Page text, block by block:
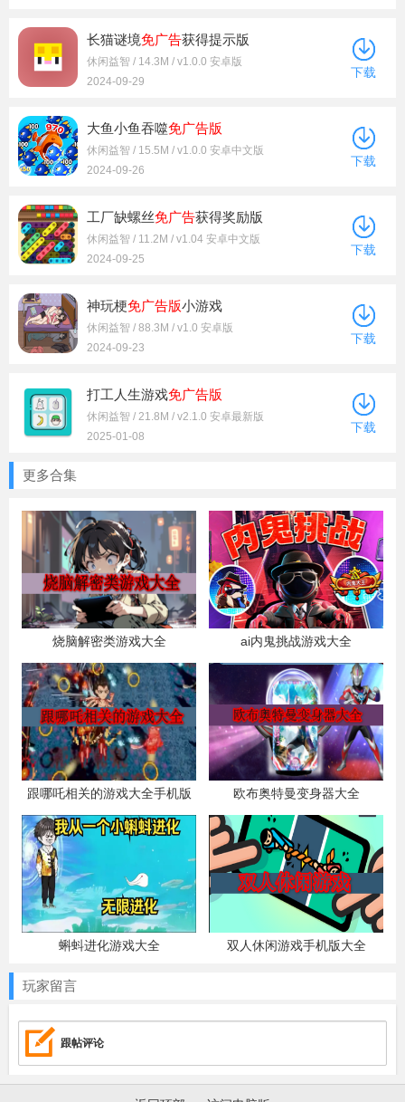
长猫谜境免广告获得提示版
休闲益智 / 14.3M / v1.0.0 安卓版
2024-09-29
下载
大鱼小鱼吞噬免广告版
休闲益智 / 15.5M / v1.0.0 安卓中文版
2024-09-26
下载
工厂缺螺丝免广告获得奖励版
休闲益智 / 11.2M / v1.04 安卓中文版
2024-09-25
下载
神玩梗免广告版小游戏
休闲益智 / 88.3M / v1.0 安卓版
2024-09-23
下载
打工人生游戏免广告版
休闲益智 / 21.8M / v2.1.0 安卓最新版
2025-01-08
下载
更多合集
烧脑解密类游戏大全 ai内鬼挑战游戏大全
跟哪吒相关的游戏大全手机版 欧布奥特曼变身器大全
蝌蚪进化游戏大全 双人休闲游戏手机版大全
玩家留言
跟帖评论